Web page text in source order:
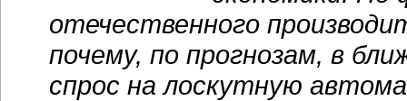
отечественного
почему, по прогнозам, в
спрос на лоскутную